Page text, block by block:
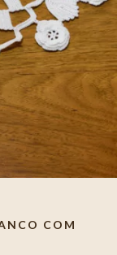
COM